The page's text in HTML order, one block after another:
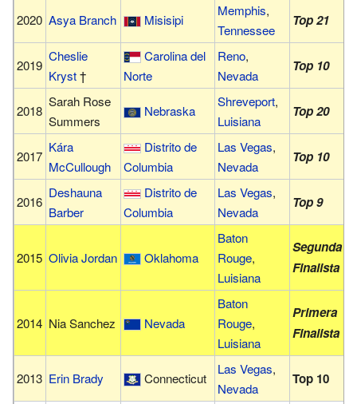
2020 Asya Branch Misisipi
Memphis,
Tennessee
Top 21
2019
Cheslie
Kryst†
Carolina del
Norte
Reno,
Nevada
Top 10
2018
Sarah Rose
Summers
Nebraska
Shreveport,
Luisiana
Top 20
2017
Kára
McCullough
Distrito de
Columbia
Las Vegas,
Nevada
Top 10
2016
Deshauna
Barber
Distrito de
Columbia
Las Vegas,
Nevada
Top 9
2015 Olivia Jordan Oklahoma
Baton
Rouge,
Luisiana
Segunda
Finalista
2014 Nia Sanchez Nevada
Baton
Rouge,
Luisiana
Primera
Finalista
2013 Erin Brady Connecticut
Las Vegas,
Nevada
Top 10